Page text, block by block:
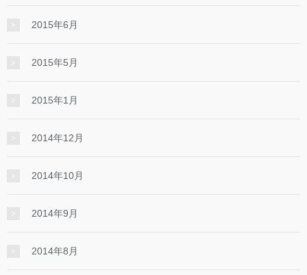
2015年6月
2015年5月
2015年1月
2014年12月
2014年10月
2014年9月
2014年8月